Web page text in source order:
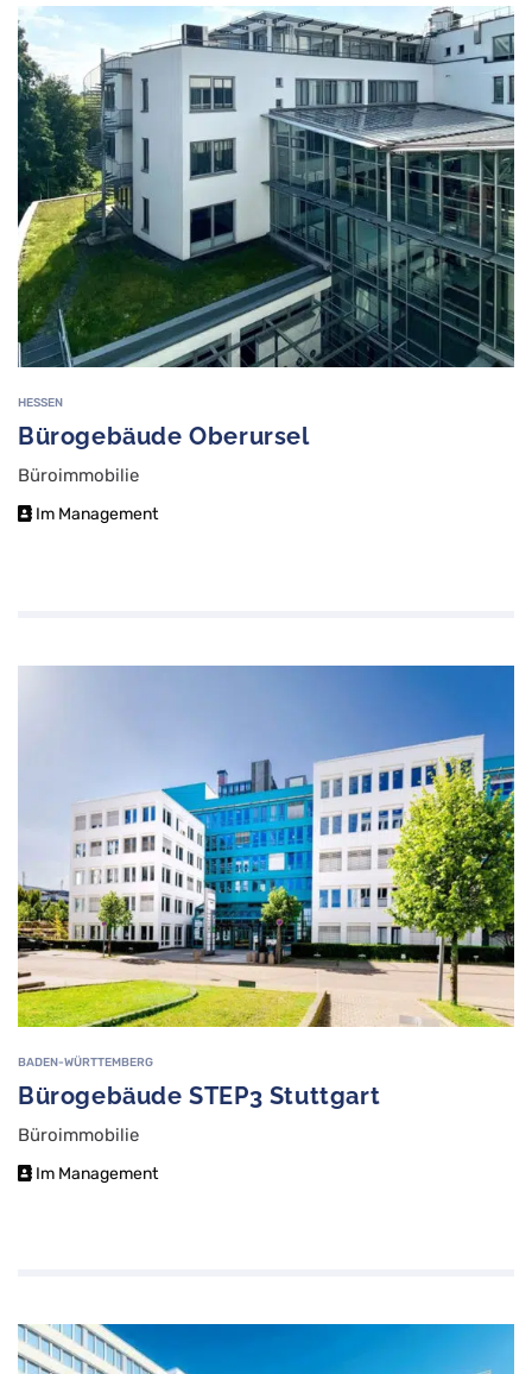
HESSEN
Bürogebäude Oberursel
Büroimmobilie
Im Management
BADEN-WÜRTTEMBERG
Bürogebäude STEP3 Stuttgart
Büroimmobilie
Im Management